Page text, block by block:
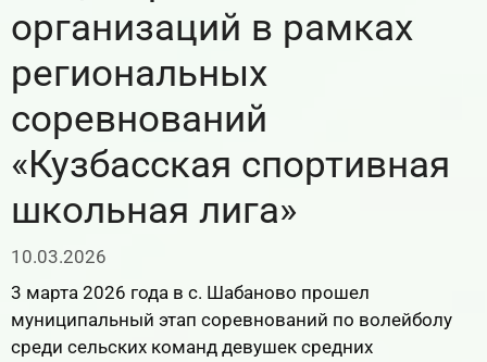
организаций в рамках
региональных
соревнований
«Кузбасская спортивная
школьная лига»
10.03.2026
3 марта 2026 года в с. Шабаново прошел
муниципальный этап соревнований по волейболу
среди сельских команд девушек средних